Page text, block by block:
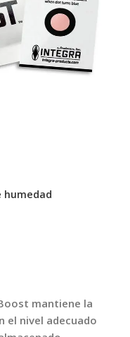
humedad
mantiene la
el nivel adecuado